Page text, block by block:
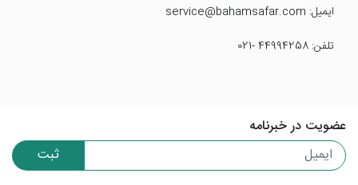
ایمیل: service@bahamsafar.com
تلفن: 44994258 -021
عضویت در خبرنامه
ثبت